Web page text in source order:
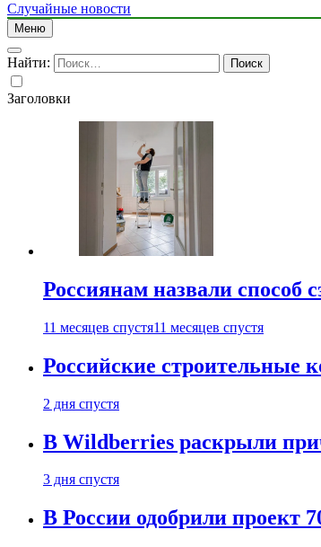
Случайные новости
Меню
Найти:
Заголовки
Россиянам назвали способ
11 месяцев спустя11 месяцев спустя
Российские строительные
2 дня спустя
В Wildberries раскрыли
3 дня спустя
В России одобрили проект